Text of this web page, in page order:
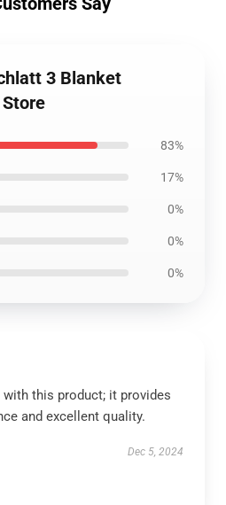
3 Blanket
83%
17%
0%
0%
0%
with this product; it provides
and excellent quality.
Dec 5, 2024